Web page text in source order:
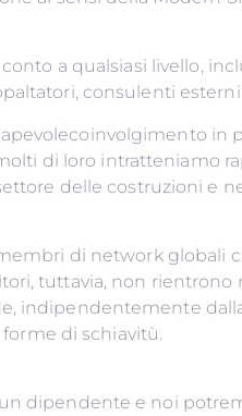
o
a qualsiasi livello,
consulenti
in
di loro intratteniamo
nel settore delle
di network globali
tuttavia, non
indipendentemente
ad estirpare
dipendente e noi